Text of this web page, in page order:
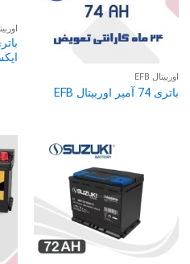
اوربیتال EFB
باتری 74 آمپر اوربیتال EFB